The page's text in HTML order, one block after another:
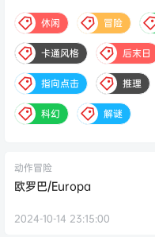
休闲 冒险
卡通风格 后末日
指向点击 推理
科幻 解谜
动作冒险
欧罗巴/Europa
2024-10-14 23:15:00